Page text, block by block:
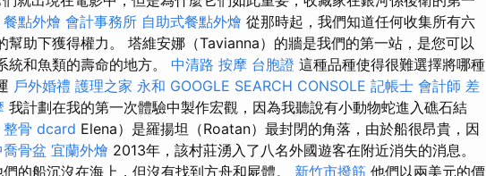
餐點外燴 會計事務所 自助式餐點外燴 從那時起，我們知道任何收集所有六
幫助下獲得權力。 塔維安娜（Tavianna）的牆是我們的第一站，是您可以
和魚類的壽命的地方。 中清路 按摩 台胞證 這種品種使得很難選擇將哪種
戶外婚禮 護理之家 永和 GOOGLE SEARCH CONSOLE 記帳士 會計師 差
我計劃在我的第一次體驗中製作宏觀，因為我聽說有小動物蛇進入礁石結
整骨 dcard Elena）是羅揚坦（Roatan）最封閉的角落，由於船很昂貴，因
喬骨盆 宜蘭外燴 2013年，該村莊湧入了八名外國遊客在附近消失的消息。
的船沉沒在海上，但沒有找到方舟和屍體。 新竹市撥筋 他們以兩美元的價